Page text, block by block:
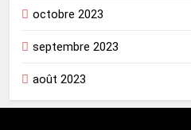
octobre 2023
septembre 2023
août 2023